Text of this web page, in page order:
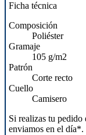
Ficha técnica
Composición
Poliéster
Gramaje
105 g/m2
Patrón
Corte recto
Cuello
Camisero
Si realizas tu pedido
enviamos en el día*.